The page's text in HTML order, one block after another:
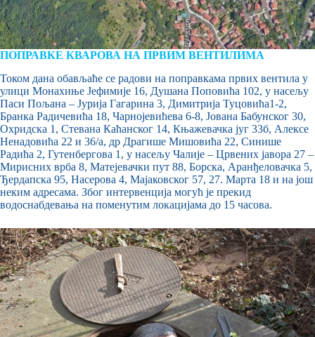
ПОПРАВКЕ КВАРОВА НА ПРВИМ ВЕНТИЛИМА
Током дана обављаће се радови на поправкама првих вентила у
улици Монахиње Јефимије 16, Душана Поповића 102, у насељу
Паси Пољана – Јурија Гагарина 3, Димитрија Туцовића1-2,
Бранка Радичевића 18, Чарнојевићева 6-8, Јована Бабунског 30,
Охридска 1, Стевана Каћанског 14, Књажевачка југ 33б, Алексе
Ненадовића 22 и 36/а, др Драгише Мишовића 22, Синише
Радића 2, Гутенбергова 1, у насељу Чалије – Црвених јавора 27 –
Мирисних врба 8, Матејевачки пут 88, Борска, Аранђеловачка 5,
Ђердапска 95, Насерова 4, Мајаковског 57, 27. Марта 18 и на још
неким адресама. Због интервенција могућ је прекид
водоснабдевања на поменутим локацијама до 15 часова.